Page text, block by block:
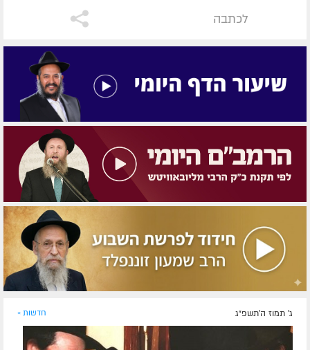
לכתבה
ג' תמוז ה׳תשפ״ג חדשות »